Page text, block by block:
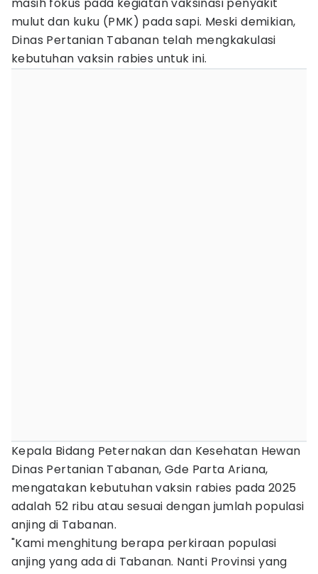
mulut dan kuku (PMK) pada sapi. Meski demikian,
Dinas Pertanian Tabanan telah mengkakulasi
kebutuhan vaksin rabies untuk ini.
Kepala Bidang Peternakan dan Kesehatan Hewan
Dinas Pertanian Tabanan, Gde Parta Ariana,
mengatakan kebutuhan vaksin rabies pada 2025
adalah 52 ribu atau sesuai dengan jumlah populasi
anjing di Tabanan.
"Kami menghitung berapa perkiraan populasi
anjing yang ada di Tabanan. Nanti Provinsi yang